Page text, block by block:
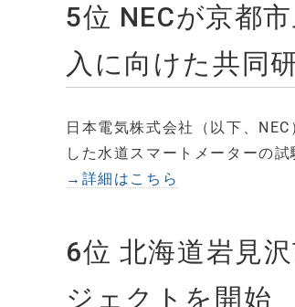
5位 NECが京都
入に向けた共同
日本電気株式会社（以下、
した水道スマートメーターの
→詳細はこちら
6位 北海道岩見
ジェクトを開始